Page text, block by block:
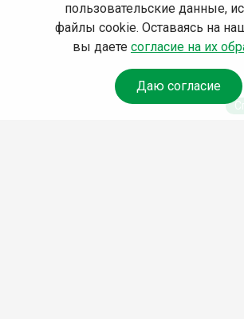
пользовательские данные,
файлы cookie. Оставаясь на
вы даете согласие на их
Даю согласие